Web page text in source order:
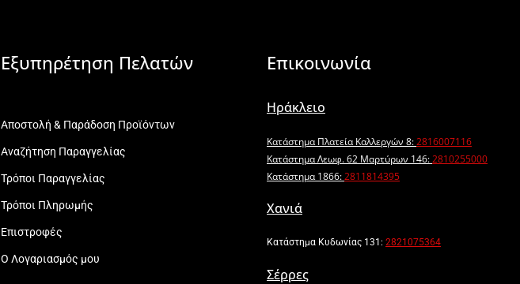
Εξυπηρέτηση Πελατών
Αποστολή & Παράδοση Προϊόντων
Αναζήτηση Παραγγελίας
Τρόποι Παραγγελίας
Τρόποι Πληρωμής
Επιστροφές
Ο Λογαριασμός μου
Επικοινωνία
Ηράκλειο
Κατάστημα Πλατεία Καλλεργών 8:2816007116
Κατάστημα Λεωφ. 62 Μαρτύρων 146:2810255000
Κατάστημα 1866:2811814395
Χανιά
Κατάστημα Κυδωνίας 131: 2821075364
Σέρρες